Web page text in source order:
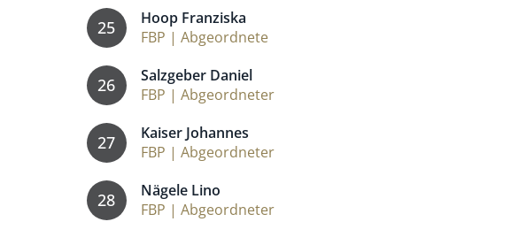
25
Hoop Franziska
FBP | Abgeordnete
26
Salzgeber Daniel
FBP | Abgeordneter
27
Kaiser Johannes
FBP | Abgeordneter
28
Nägele Lino
FBP | Abgeordneter